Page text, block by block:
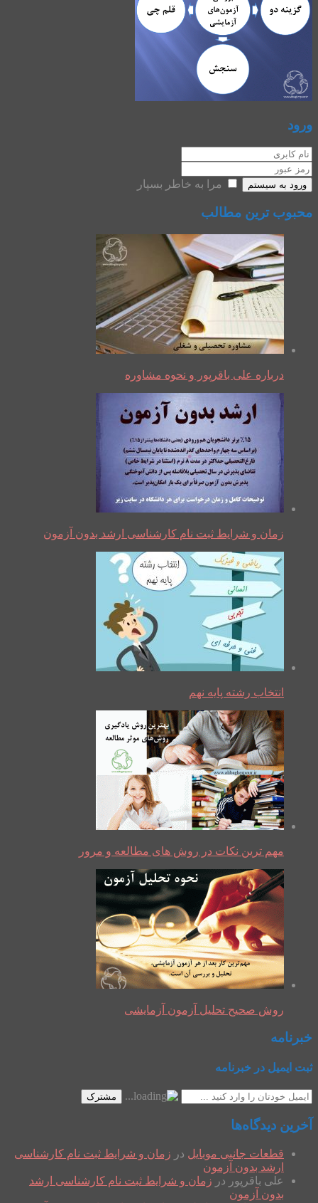
ورود
ورود به سیستم مرا به خاطر بسپار
محبوب ترین مطالب
درباره علی باقرپور و نحوه مشاوره
زمان و شرایط ثبت نام کارشناسی ارشد بدون آزمون
انتخاب رشته پایه نهم
مهم ترین نکات در روش های مطالعه و مرور
روش صحیح تحلیل آزمون آزمایشی
خبرنامه
ثبت ایمیل در خبرنامه
مشترک
آخرین دیدگاه‌ها
قطعات جانبی موبایل در زمان و شرایط ثبت نام کارشناسی
ارشد بدون آزمون
علی باقرپور در زمان و شرایط ثبت نام کارشناسی ارشد
بدون آزمون